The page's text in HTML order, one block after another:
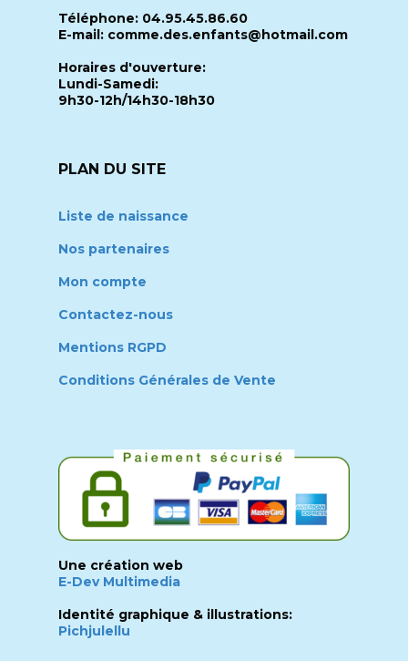
Téléphone: 04.95.45.86.60
E-mail: comme.des.enfants@hotmail.com
Horaires d'ouverture:
Lundi-Samedi:
9h30-12h/14h30-18h30
PLAN DU SITE
Liste de naissance
Nos partenaires
Mon compte
Contactez-nous
Mentions RGPD
Conditions Générales de Vente
Une création web
E-Dev Multimedia
Identité graphique & illustrations:
Pichjulellu